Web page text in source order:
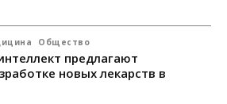
Общество
предлагают
новых лекарств в